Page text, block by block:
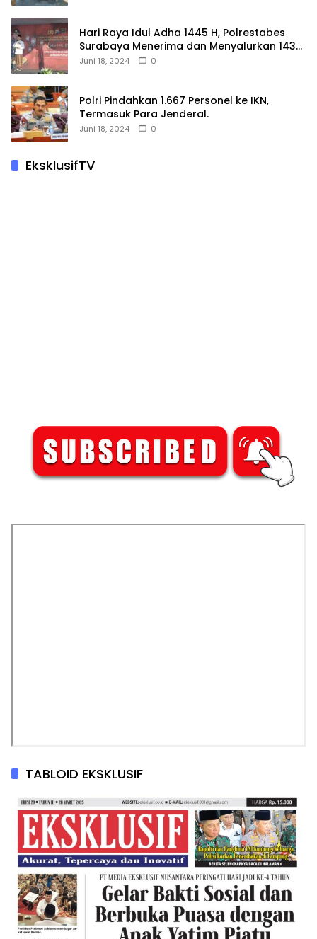
Hari Raya Idul Adha 1445 H, Polrestabes
Surabaya Menerima dan Menyalurkan 143
Hewan Kurban
Juni 18, 2024 0
Polri Pindahkan 1.667 Personel ke IKN,
Termasuk Para Jenderal.
Juni 18, 2024 0
EksklusifTV
TABLOID EKSKLUSIF